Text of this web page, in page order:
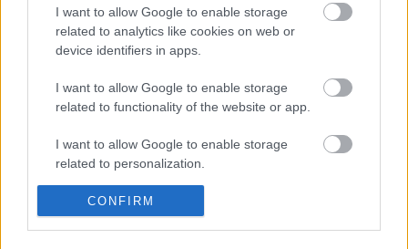
I want to allow Google to enable storage
related to analytics like cookies on web or
device identifiers in apps.
I want to allow Google to enable storage
related to functionality of the website or app.
I want to allow Google to enable storage
related to personalization.
I want to allow Google to enable storage
related to security, including authentication
CONFIRM
Kiderült, hol van a "nemtudomhova"...
Jobban van Demjén Ferenc...